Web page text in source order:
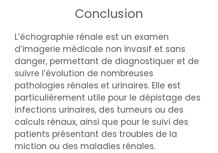
Conclusion
L’échographie rénale est un examen
d’imagerie médicale non invasif et sans
danger, permettant de diagnostiquer et de
suivre l’évolution de nombreuses
pathologies rénales et urinaires. Elle est
particulièrement utile pour le dépistage des
infections urinaires, des tumeurs ou des
calculs rénaux, ainsi que pour le suivi des
patients présentant des troubles de la
miction ou des maladies rénales.